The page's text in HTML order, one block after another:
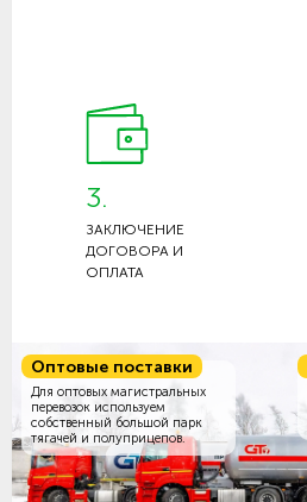
3.
ЗАКЛЮЧЕНИЕ
ДОГОВОРА И
ОПЛАТА
Оптовые поставки
Для оптовых магистральных
перевозок используем
собственный большой парк
тягачей и полуприцепов.